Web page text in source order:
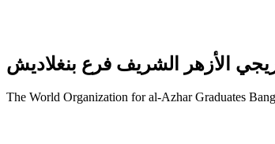
الأزهر الشريف فرع بنغلاديش
The World Organization for al-Azhar Graduates